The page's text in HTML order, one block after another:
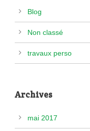
Blog
Non classé
travaux perso
Archives
mai 2017